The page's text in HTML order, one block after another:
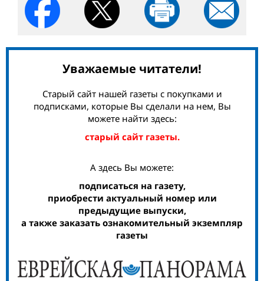
Уважаемые читатели!
Старый сайт нашей газеты с покупками и
подписками, которые Вы сделали на нем, Вы
можете найти здесь:
старый сайт газеты.
А здесь Вы можете:
подписаться на газету,
приобрести актуальный номер или
предыдущие выпуски,
а также заказать ознакомительный экземпляр
газеты